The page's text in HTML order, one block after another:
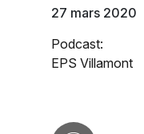
27 mars 2020
Podcast:
EPS Villamont